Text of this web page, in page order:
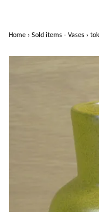
Home › Sold items - Vases ›